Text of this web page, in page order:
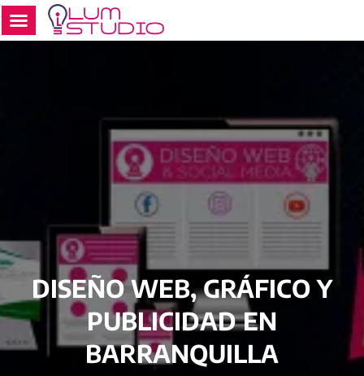
Ir
contenido
DISEÑO WEB, GRÁFICO Y
PUBLICIDAD EN
BARRANQUILLA